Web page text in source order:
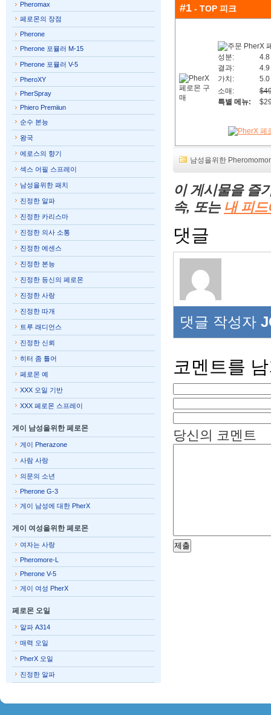
#1 - TOP 피크
성분:
4.8
결과:
4.9
가치:
5.0
소매:
특별 메뉴:
남성을위한
이 게시물을 즐
속, 또는 내 피
댓글
댓글 작성자
코멘트를
당신의 코멘트
Pheromax
페로몬의 장점
Pherone
Pherone 포뮬러 M-15
Pherone 포뮬러 V-5
PheroXY
PherSpray
Phiero Premiiun
순수 본능
왕국
에로스의 향기
섹스 어필 스프레이
남성을위한 패치
진정한 알파
진정한 카리스마
진정한 의사 소통
진정한 에센스
진정한 본능
진정한 등신의 페로몬
진정한 사랑
진정한 따개
트루 래디언스
진정한 신뢰
히터 좀 틀어
페로몬 예
XXX 오일 기반
XXX 페로몬 스프레이
게이 남성을위한 페로몬
게이 Pherazone
사람 사랑
의문의 소년
Pherone G-3
게이 남성에 대한 PherX
게이 여성을위한 페로몬
여자는 사랑
Pheromore-L
Pherone V-5
게이 여성 PherX
페로몬 오일
알파 A314
매력 오일
PherX 오일
진정한 알파